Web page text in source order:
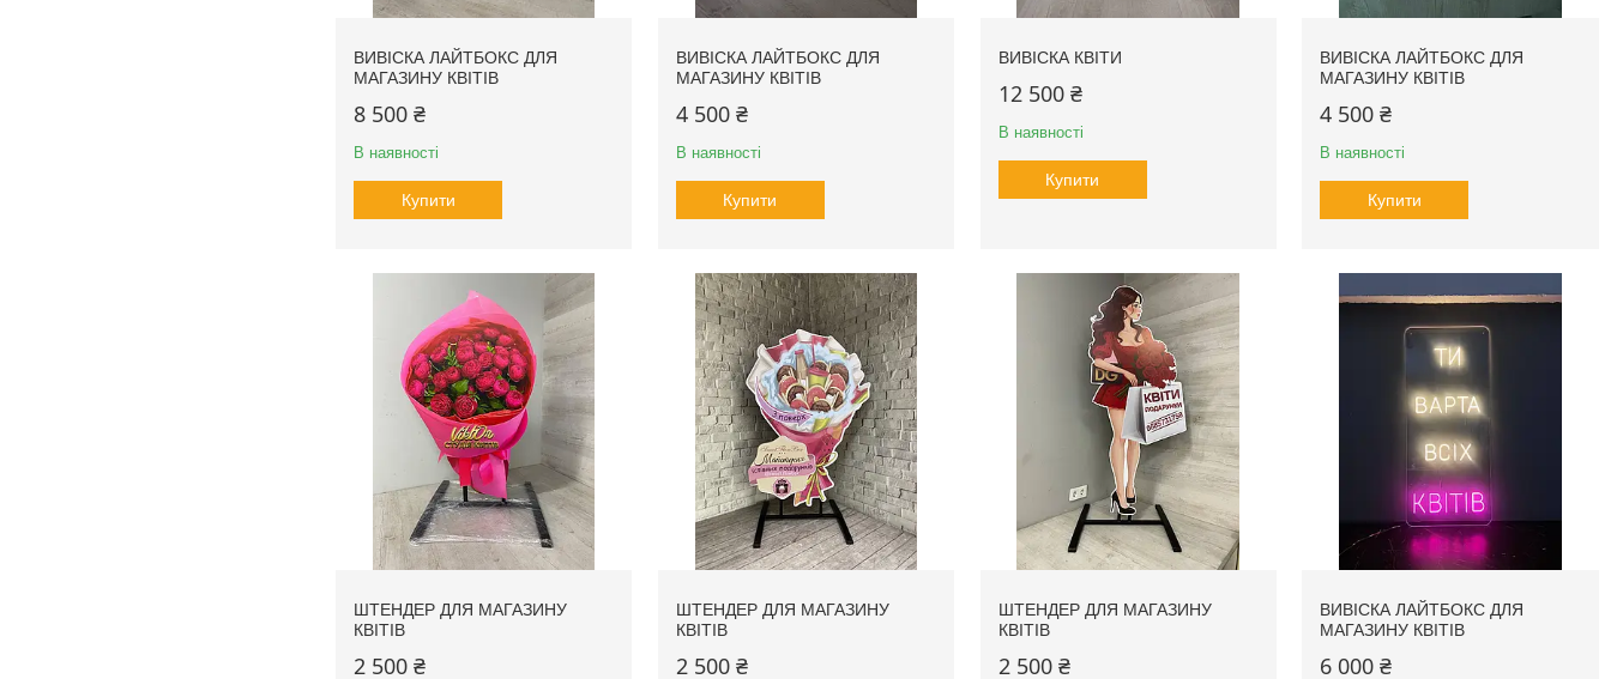
ВИВІСКА ЛАЙТБОКС ДЛЯ
МАГАЗИНУ КВІТІВ
8 500 ₴
В наявності
Купити
ВИВІСКА ЛАЙТБОКС ДЛЯ
МАГАЗИНУ КВІТІВ
4 500 ₴
В наявності
Купити
ВИВІСКА КВІТИ
12 500 ₴
В наявності
Купити
ВИВІСКА ЛАЙТБОКС ДЛЯ
МАГАЗИНУ КВІТІВ
4 500 ₴
В наявності
Купити
ШТЕНДЕР ДЛЯ МАГАЗИНУ
КВІТІВ
2 500 ₴
ШТЕНДЕР ДЛЯ МАГАЗИНУ
КВІТІВ
2 500 ₴
ШТЕНДЕР ДЛЯ МАГАЗИНУ
КВІТІВ
2 500 ₴
ВИВІСКА ЛАЙТБОКС ДЛЯ
МАГАЗИНУ КВІТІВ
6 000 ₴